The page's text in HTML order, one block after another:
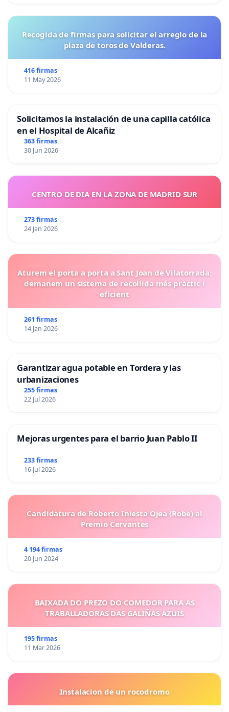
Recogida de firmas para solicitar el arreglo de la
plaza de toros de Valderas.
416 firmas
11 May 2026
Solicitamos la instalación de una capilla católica
en el Hospital de Alcañiz
363 firmas
30 Jun 2026
CENTRO DE DIA EN LA ZONA DE MADRID SUR
273 firmas
24 Jan 2026
Aturem el porta a porta a Sant Joan de Vilatorrada:
demanem un sistema de recollida més pràctic i
eficient
261 firmas
14 Jan 2026
Garantizar agua potable en Tordera y las
urbanizaciones
255 firmas
22 Jul 2026
Mejoras urgentes para el barrio Juan Pablo II
233 firmas
16 Jul 2026
Candidatura de Roberto Iniesta Ojea (Robe) al
Premio Cervantes
4 194 firmas
20 Jun 2024
BAIXADA DO PREZO DO COMEDOR PARA AS
TRABALLADORAS DAS GALIÑAS AZUIS
195 firmas
11 Mar 2026
Instalacion de un rocodromo